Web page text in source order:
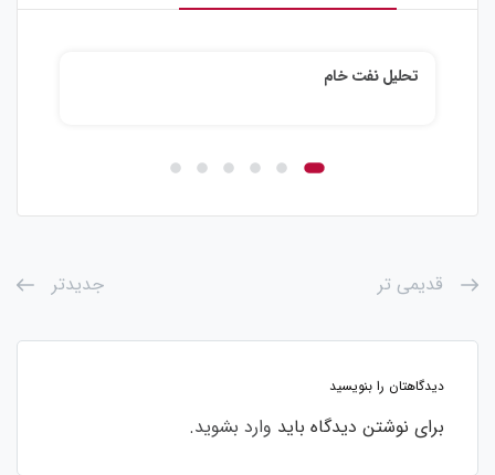
تحلیل نقره
قدیمی تر جدیدتر
دیدگاهتان را بنویسید
برای نوشتن دیدگاه باید وارد بشوید.